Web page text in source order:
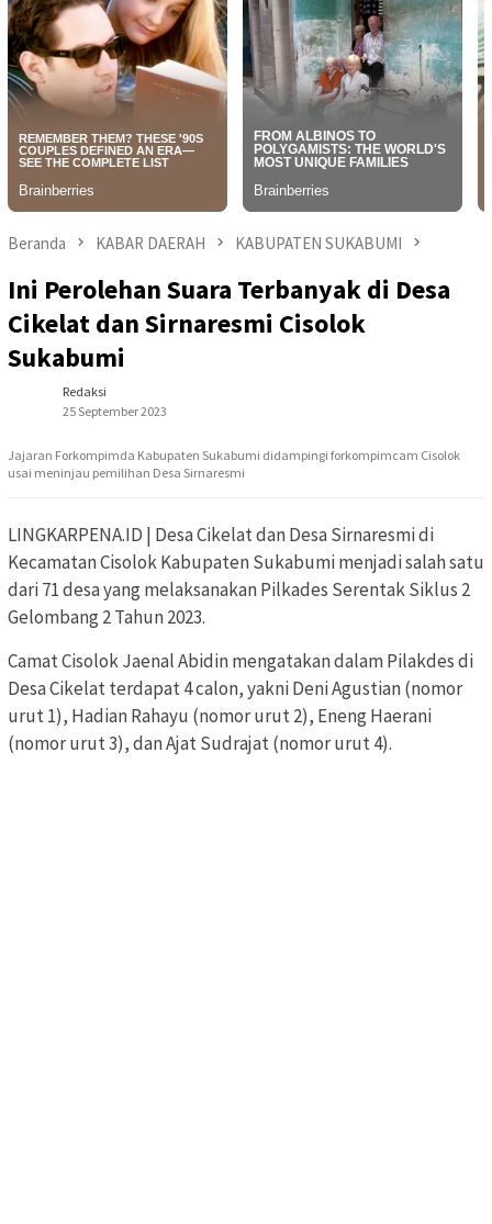
Beranda KABAR DAERAH KABUPATEN SUKABUMI
Ini Perolehan Suara Terbanyak di Desa
Cikelat dan Sirnaresmi Cisolok
Sukabumi
Redaksi
25 September 2023
Jajaran Forkompimda Kabupaten Sukabumi didampingi forkompimcam Cisolok
usai meninjau pemilihan Desa Sirnaresmi
LINGKARPENA.ID | Desa Cikelat dan Desa Sirnaresmi di
Kecamatan Cisolok Kabupaten Sukabumi menjadi salah satu
dari 71 desa yang melaksanakan Pilkades Serentak Siklus 2
Gelombang 2 Tahun 2023.
Camat Cisolok Jaenal Abidin mengatakan dalam Pilakdes di
Desa Cikelat terdapat 4 calon, yakni Deni Agustian (nomor
urut 1), Hadian Rahayu (nomor urut 2), Eneng Haerani
(nomor urut 3), dan Ajat Sudrajat (nomor urut 4).